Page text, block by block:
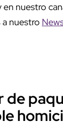
nuestro
a nuestro